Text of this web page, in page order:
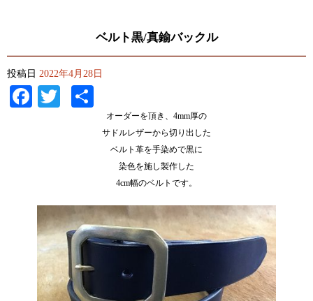
ベルト黒/真鍮バックル
投稿日 2022年4月28日
Facebook
Twitter
有
オーダーを頂き、4mm厚の
サドルレザーから切り出した
ベルト革を手染めで黒に
染色を施し製作した
4cm幅のベルトです。